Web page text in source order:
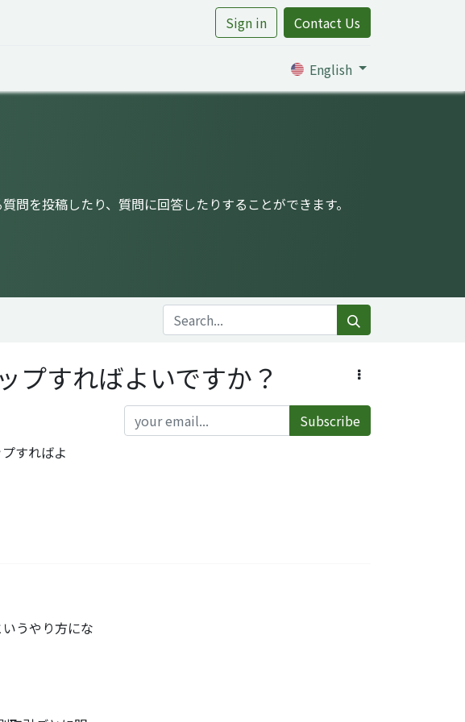
Sign in Contact Us
English
を投稿したり、質問に回答したりすることができます。
プすればよいですか？
Subscribe
すればよ
うやり方にな